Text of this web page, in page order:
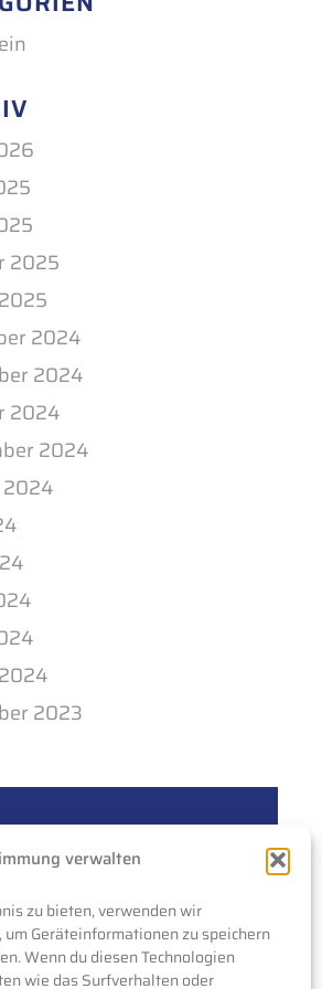
verwalten
zu bieten, verwenden wir
Geräteinformationen zu speichern
Wenn du diesen Technologien
wie das Surfverhalten oder
2025
2024
2024
2024
2024
2023